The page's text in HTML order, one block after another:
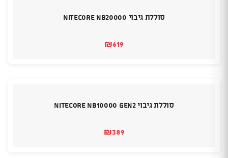
סוללת גיבוי Nitecore NB20000
₪619
סוללת גיבוי Nitecore NB10000 GEN2
₪389